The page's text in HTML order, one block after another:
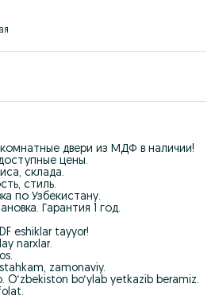
двери из МДФ в наличии!
цены.
склада.
стиль.
по Узбекистану.
Гарантия 1 год.
eshiklar tayyor!
narxlar.
zamonaviy.
O‘zbekiston bo‘ylab yetkazib beramiz.